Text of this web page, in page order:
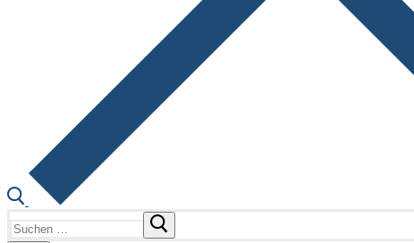
nach: